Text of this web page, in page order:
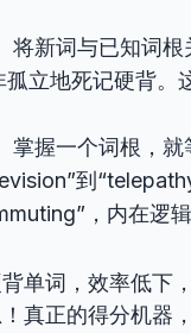
将新词与已知词
孤立地死记硬背。
掌握一个词根，
到
，内在逻辑
单词，效率低下
真正的得分机器